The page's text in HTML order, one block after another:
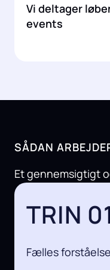
Vi deltager
events
SÅDAN
Et gennemsigtigt
TRIN 01
Fælles forståelse